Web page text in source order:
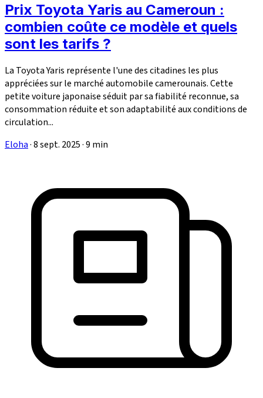
Prix Toyota Yaris au Cameroun :
combien coûte ce modèle et quels
sont les tarifs ?
La Toyota Yaris représente l'une des citadines les plus
appréciées sur le marché automobile camerounais. Cette
petite voiture japonaise séduit par sa fiabilité reconnue, sa
consommation réduite et son adaptabilité aux conditions de
circulation...
Eloha·8 sept. 2025·9 min